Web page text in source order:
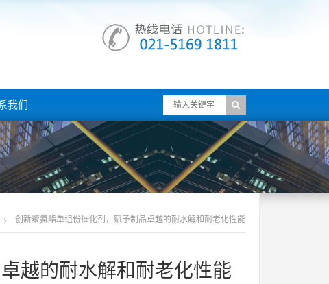
我们
创新聚氨酯单组份催化剂，赋予制品卓越的耐水解和耐老化性能
越的耐水解和耐老化性能